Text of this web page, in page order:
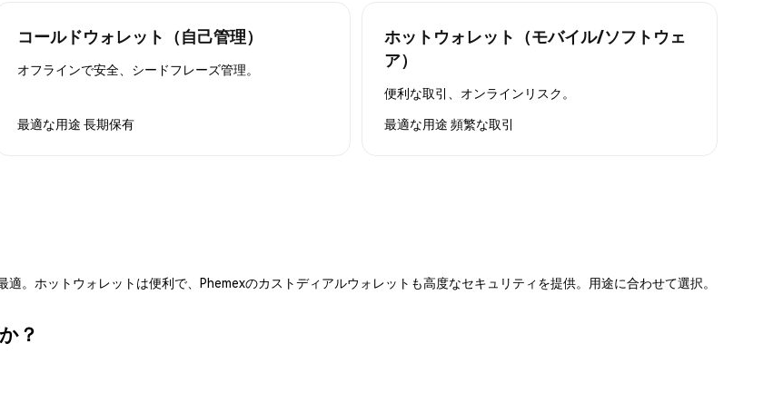
コールドウォレット（自己管理）
オフラインで安全、シードフレーズ管理。
最適な用途 長期保有
ホットウォレット（モバイル/ソフトウェ
ア）
便利な取引、オンラインリスク。
最適な用途 頻繁な取引
。ホットウォレットは便利で、Phemexのカストディアルウォレットも高度なセキュリティを提供。用途に合わせて選択。
？